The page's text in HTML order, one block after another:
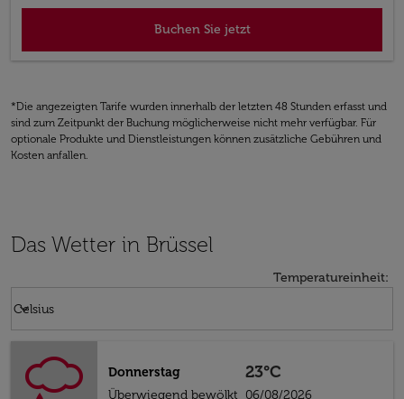
Buchen Sie jetzt
*Die angezeigten Tarife wurden innerhalb der letzten 48 Stunden erfasst und
sind zum Zeitpunkt der Buchung möglicherweise nicht mehr verfügbar. Für
optionale Produkte und Dienstleistungen können zusätzliche Gebühren und
Kosten anfallen.
Das Wetter in Brüssel
Temperatureinheit:
Celsius
keyboard_arrow_down
Donnerstag
Überwiegend bewölkt
23°C
06/08/2026